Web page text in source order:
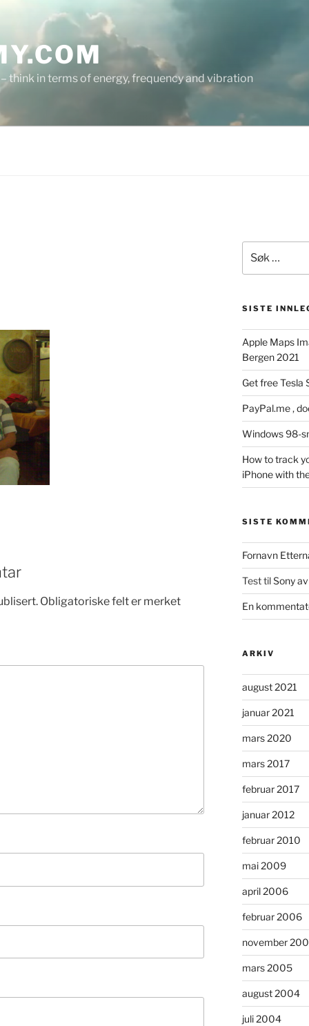
think in terms of energy, frequency and vibration
Obligatoriske felt er merket
etter:
SISTE
Apple Maps
Bergen 2021
Get free Tesla
PayPal.me ,
Windows 98-
How to track
iPhone with
SISTE
Fornavn
TesttilSony
En
ARKIV
august 2021
januar 2021
mars 2020
mars 2017
februar 2017
januar 2012
februar 2010
mai 2009
april 2006
februar 2006
november
mars 2005
august 2004
juli 2004